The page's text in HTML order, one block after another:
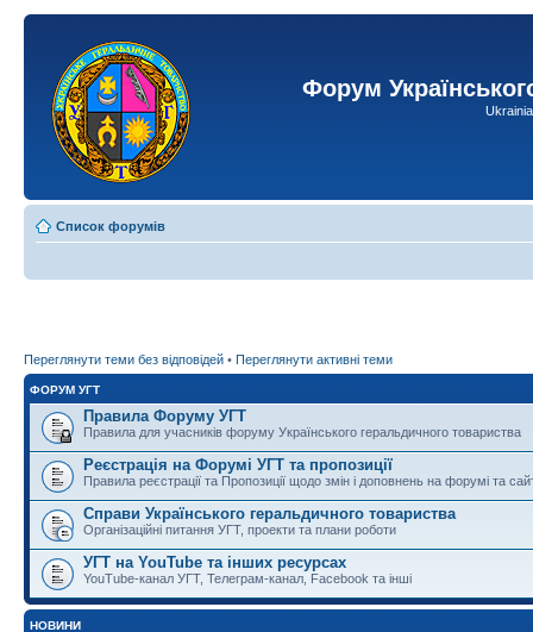
Форум
Список форумів
Переглянути теми без відповідей • Переглянути активні теми
ФОРУМ УГТ
Правила Форуму УГТ
Правила для учасників форуму Українського геральдичного товариства
Реєстрація на Форумі УГТ та пропозиції
Правила реєстрації та Пропозиції щодо змін і доповнень на форумі та
Справи Українського геральдичного товариства
Організаційні питання УГТ, проекти та плани роботи
УГТ на YouTube та інших ресурсах
YouTube-канал УГТ, Телеграм-канал, Facebook та інші
НОВИНИ